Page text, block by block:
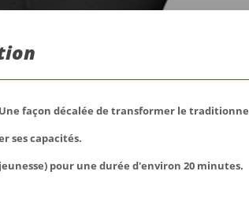
façon décalée de transformer le
ses capacités.
pour une durée d'environ 20 minutes.